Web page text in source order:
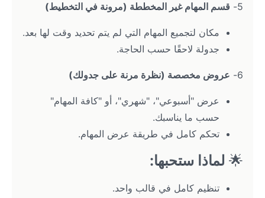
5- قسم المهام غير المخططة (مرونة في التخطيط)
مكان لتجميع المهام التي لم يتم تحديد وقت لها بعد.
جدولة لاحقًا حسب الحاجة.
6- عروض مخصصة (نظرة مرنة على جدولك)
عرض "أسبوعي"، "شهري"، أو "كافة المهام"
حسب ما يناسبك.
تحكم كامل في طريقة عرض المهام.
🌟 لماذا ستحبها:
تنظيم كامل في قالب واحد.